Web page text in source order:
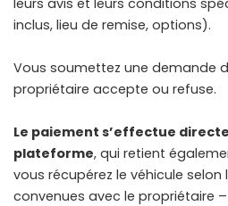
inclus, lieu de remise, options).
Vous soumettez une demande
propriétaire accepte ou refuse.
Le paiement s’effectue
plateforme, qui retient
vous récupérez le véhicule
convenues avec le propriétaire